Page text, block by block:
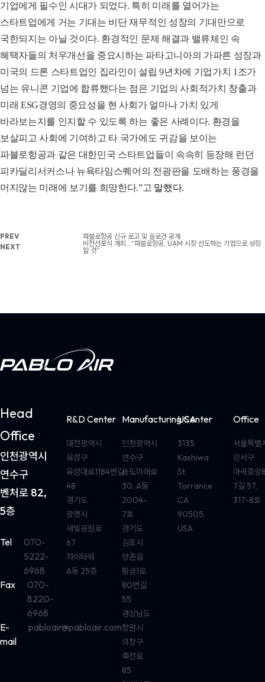
기업에게 필수인 시대가 되었다. 특히 미래를 열어가는
스타트업에게 거는 기대는 비단 재무적인 성장의 기대만으로
국한되지는 아닐 것이다. 환경적인 문제 해결과 밸류체인 속
혜택자들의 처우개선을 중요시하는 파타고니아의 가파른 성장과
미국의 드론 스타트업인 집라인이 설립 9년차에 기업가치 1조가
넘는 유니콘 기업에 합류했다는 점은 기업의 사회적가치 창출과
미래 ESG경영의 중요성을 현 사회가 얼마나 가치 있게
바라보는지를 인지할 수 있도록 하는 좋은 사례이다. 환경을
보살피고 사회에 기여하고 타 국가에도 귀감을 보이는
파블로항공과 같은 대한민국 스타트업들이 속속히 등장해 런던
피카딜리서커스나 뉴욕타임스퀘어의 전광판을 도배하는 풍경을
머지않는 미래에 보기를 희망한다.”고 말했다.
PREV
파블로항공 신규 로고 및 슬로건 공개
NEXT
비전선포식 개최…“파블로항공, UAM 시장 선도하는 기업으로 성장
할 것”
Head
Office
인천광역시
연수구
벤처로 82,
5층
Tel
070-
5222-
6968
Fax
070-
8220-
6968
E-
mail
pabloair@pabloair.com
R&D Center
대전광역시
유성구
유성대로1184번길
48
경기도
광명시
새빛공원로
67
자이타워
A동 25층
Manufacturing Center
인천광역시
연수구
송도미래로
30, A동
2004-
7호
경기도
김포시
양촌읍
황금1로
80번길
55
경상남도
창원시
의창구
죽전로
85
USA
3135
Kashiwa
St.
Torrance
CA
90505,
USA
Office
서울특별
강서구
마곡중앙
7길 57,
317-8호